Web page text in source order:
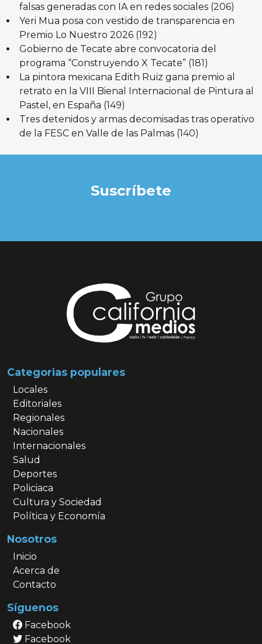
falsas generadas con IA en redes sociales (206)
Yeri Mua posa con vestido de transparencia en
Premio Lo Nuestro 2026 (192)
Gobierno de Tecate abre convocatoria del
programa “Construyendo X Tecate” (181)
La pintora mexicana Edith Ruiz gana premio al
retrato en la VIII Bienal Internacional de Pintura al
Pastel, en España (149)
Tres detenidos y armas decomisadas tras operativo
de la FESC en Valle de las Palmas (140)
Suscríbete
Categorias populares
Locales
Editoriales
Regionales
Nacionales
Internacionales
Salud
Deportes
Policiaca
Cultura y Sociedad
Política y Economía
Nosotros
Inicio
Acerca de
Contacto
Síguenos
Facebook
Facebook